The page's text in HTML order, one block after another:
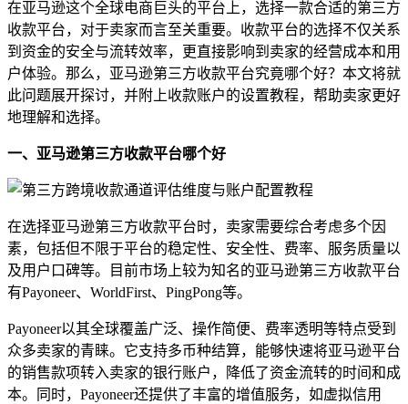
在亚马逊这个全球电商巨头的平台上，选择一款合适的第三方
收款平台，对于卖家而言至关重要。收款平台的选择不仅关系
到资金的安全与流转效率，更直接影响到卖家的经营成本和用
户体验。那么，亚马逊第三方收款平台究竟哪个好？本文将就
此问题展开探讨，并附上收款账户的设置教程，帮助卖家更好
地理解和选择。
一、亚马逊第三方收款平台哪个好
在选择亚马逊第三方收款平台时，卖家需要综合考虑多个因
素，包括但不限于平台的稳定性、安全性、费率、服务质量以
及用户口碑等。目前市场上较为知名的亚马逊第三方收款平台
有Payoneer、WorldFirst、PingPong等。
Payoneer以其全球覆盖广泛、操作简便、费率透明等特点受到
众多卖家的青睐。它支持多币种结算，能够快速将亚马逊平台
的销售款项转入卖家的银行账户，降低了资金流转的时间和成
本。同时，Payoneer还提供了丰富的增值服务，如虚拟信用